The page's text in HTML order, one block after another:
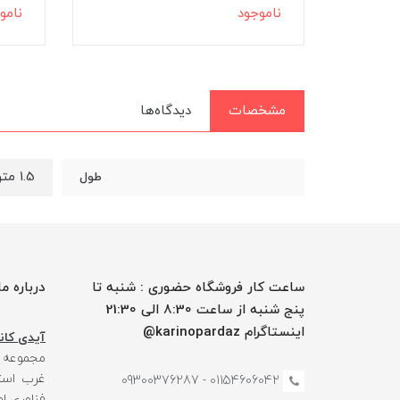
ناموجود
مشخصات دیدگاه‌ها
طول 1.5 متر
ساعت کار فروشگاه حضوری : شنبه تا
پنج شنبه از ساعت 8:30 الی 21:30
اینستاگرام karinopardaz@
01154606042 - 09300376287
درباره
آیدی
غرب